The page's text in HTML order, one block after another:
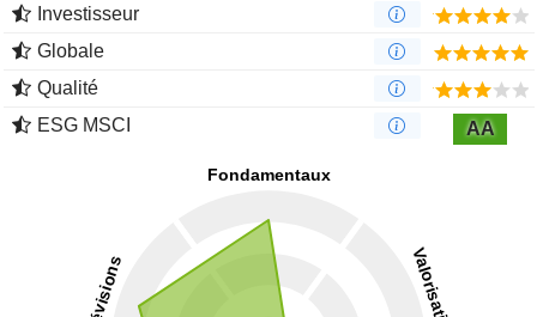
Investisseur
Globale
Qualité
ESG MSCI
AA